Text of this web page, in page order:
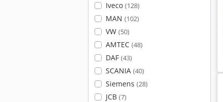
Iveco (128)
MAN (102)
VW (50)
AMTEC (48)
DAF (43)
SCANIA (40)
Siemens (28)
JCB (7)